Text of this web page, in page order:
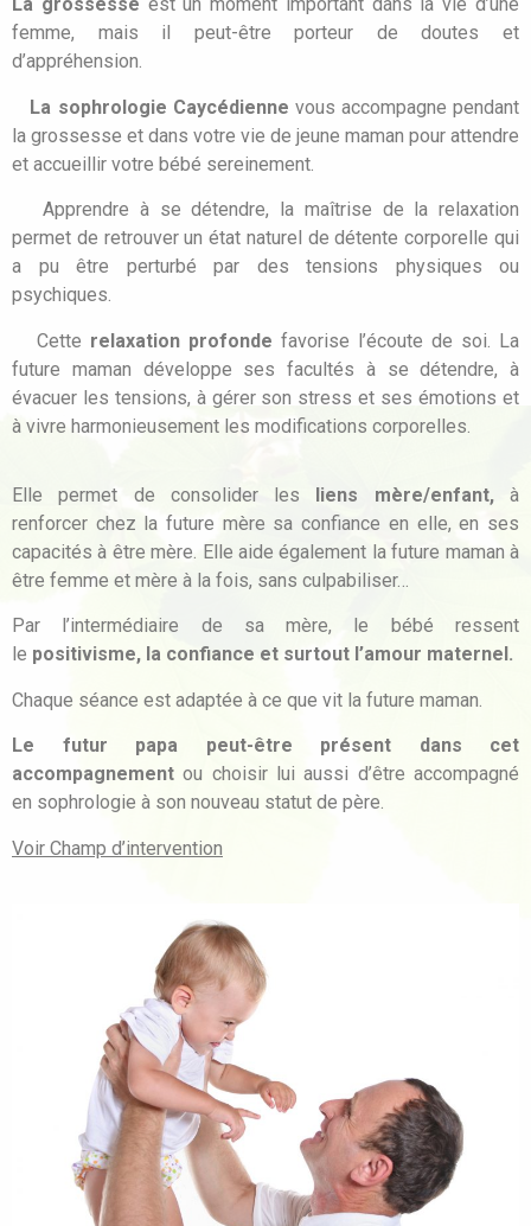
La grossesse est un moment important dans la vie d’une
femme, mais il peut-être porteur de doutes et
d’appréhension.
La sophrologie Caycédienne vous accompagne pendant
la grossesse et dans votre vie de jeune maman pour attendre
et accueillir votre bébé sereinement.
Apprendre à se détendre, la maîtrise de la relaxation
permet de retrouver un état naturel de détente corporelle qui
a pu être perturbé par des tensions physiques ou
psychiques.
Cette relaxation profonde favorise l’écoute de soi. La
future maman développe ses facultés à se détendre, à
évacuer les tensions, à gérer son stress et ses émotions et
à vivre harmonieusement les modifications corporelles.
Elle permet de consolider les liens mère/enfant,à
renforcer chez la future mère sa confiance en elle, en ses
capacités à être mère. Elle aide également la future maman à
être femme et mère à la fois, sans culpabiliser…
Par l’intermédiaire de sa mère, le bébé ressent
le positivisme, la confiance et surtout l’amour maternel.
Chaque séance est adaptée à ce que vit la future maman.
Le futur papa peut-être présent dans cet
accompagnementou choisir lui aussi d’être accompagné
en sophrologie à son nouveau statut de père.
Voir Champ d’intervention